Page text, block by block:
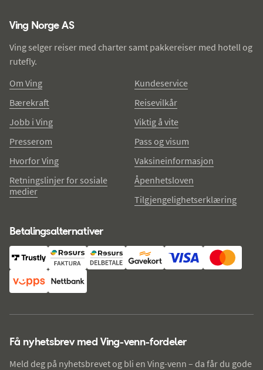
Ving Norge AS
Ving selger reiser med charter samt pakkereiser med hotell og
rutefly.
Om Ving
Bærekraft
Jobb i Ving
Presserom
Hvorfor Ving
Retningslinjer for sosiale
medier
Kundeservice
Reisevilkår
Viktig å vite
Pass og visum
Vaksineinformasjon
Åpenhetsloven
Tilgjengelighetserklæring
Betalingsalternativer
Få nyhetsbrev med Ving-venn-fordeler
Meld deg på nyhetsbrevet og bli en Ving-venn – da får du gode